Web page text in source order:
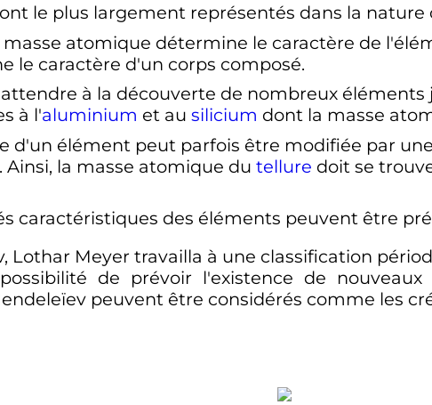
le plus largement représentés dans la
atomique détermine le caractère de
le caractère d'un corps composé.
à la découverte de nombreux
à l'aluminium et au silicium dont la masse
d'un élément peut parfois être modifiée par
la masse atomique du tellure doit se
caractéristiques des éléments peuvent être
Lothar Meyer travailla à une classification
de prévoir l'existence de
peuvent être considérés comme les